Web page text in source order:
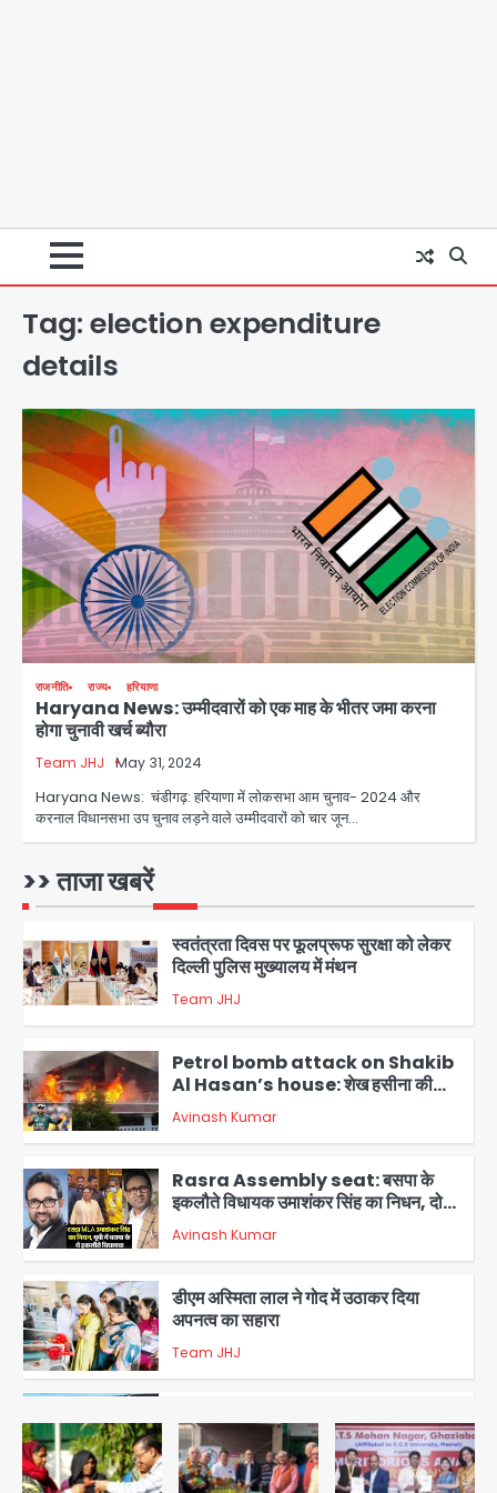
Tag:election expenditure
details
राजनीति राज्य हरियाणा
Haryana News: उम्मीदवारों को एक माह के भीतर जमा करना
होगा चुनावी खर्च ब्यौरा
Team JHJ May 31, 2024
Haryana News: चंडीगढ़: हरियाणा में लोकसभा आम चुनाव- 2024 और
करनाल विधानसभा उप चुनाव लड़ने वाले उम्मीदवारों को चार जून…
>> ताजा खबरें
2 Team JHJ
3
Petrol bomb attack on Shakib
Al Hasan’s house: शेख हसीना की
वर्चुअल प्रेस कॉन्फ्रेंस में जुड़ने पर भड़का
गुस्सा, शाकिब अल हसन के मगुरा स्थित घर पर
पेट्रोल बम से हमला
Avinash Kumar
4
Rasra Assembly seat: बसपा के
इकलौते विधायक उमाशंकर सिंह का निधन, दो
साल से कैंसर से जूझ रहे थे
Avinash Kumar
डीएम अस्मिता लाल ने गोद में उठाकर दिया
Team JHJ
1
आॅपरेशन विस्टा 1.0: वीजा शर्तों का उल्लंघन
करने वाले 11 बांग्लादेशी नागरिक सेंट्रल जिला
2
स्वतंत्रता दिवस पर फूलप्रूफ सुरक्षा को लेकर
दिल्ली पुलिस मुख्यालय में मंथन
Team JHJ
3
Petrol bomb attack on Shakib
Al Hasan’s house: शेख हसीना की
वर्चुअल प्रेस कॉन्फ्रेंस में जुड़ने पर भड़का
गुस्सा, शाकिब अल हसन के मगुरा स्थित घर पर
पेट्रोल बम से हमला
Avinash Kumar
4
Rasra Assembly seat: बसपा के
इकलौते विधायक उमाशंकर सिंह का निधन, दो
साल से कैंसर से जूझ रहे थे
Avinash Kumar
5
डीएम अस्मिता लाल ने गोद में उठाकर दिया
अपनत्व का सहारा
Team JHJ
करने वाले 11 बांग्लादेशी नागरिक सेंट्रल जिला
पुलिस के हत्थे चढ़े
Team JHJ